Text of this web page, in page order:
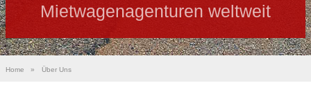
Mietwagenagenturen weltweit
Home » Über Uns